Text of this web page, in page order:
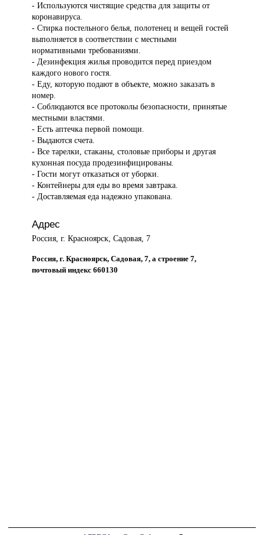
- Используются чистящие средства для защиты от
коронавируса.
- Стирка постельного белья, полотенец и вещей гостей
выполняется в соответствии с местными
нормативными требованиями.
- Дезинфекция жилья проводится перед приездом
каждого нового гостя.
- Еду, которую подают в объекте, можно заказать в
номер.
- Соблюдаются все протоколы безопасности, принятые
местными властями.
- Есть аптечка первой помощи.
- Выдаются счета.
- Все тарелки, стаканы, столовые приборы и другая
кухонная посуда продезинфицированы.
- Гости могут отказаться от уборки.
- Контейнеры для еды во время завтрака.
- Доставляемая еда надежно упакована.
Адрес
Россия, г. Красноярск, Садовая, 7
Россия, г. Красноярск, Садовая, 7, а строение 7,
почтовый индекс 660130